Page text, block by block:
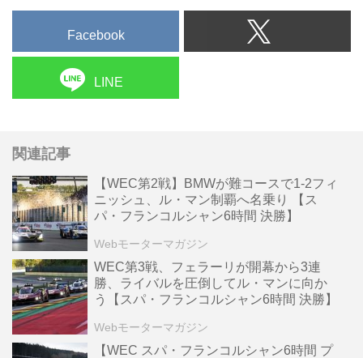
Facebook
LINE
関連記事
【WEC第2戦】BMWが難コースで1-2フィ
ニッシュ、ル・マン制覇へ名乗り 【ス
パ・フランコルシャン6時間 決勝】
Webモーターマガジン
WEC第3戦、フェラーリが開幕から3連
勝、ライバルを圧倒してル・マンに向か
う【スパ・フランコルシャン6時間 決勝】
Webモーターマガジン
【WEC スパ・フランコルシャン6時間 プ